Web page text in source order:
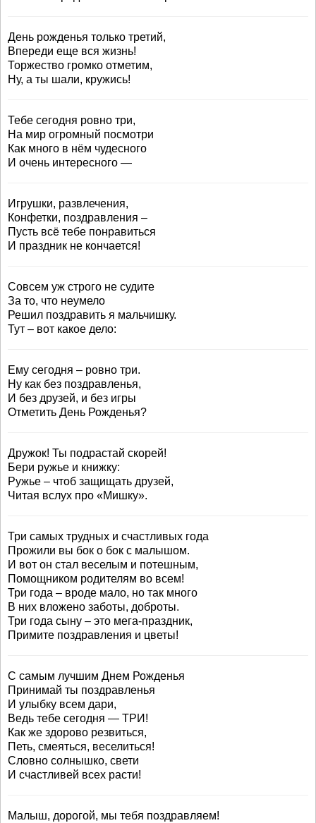
День рожденья только третий,
Впереди еще вся жизнь!
Торжество громко отметим,
Ну, а ты шали, кружись!
Тебе сегодня ровно три,
На мир огромный посмотри
Как много в нём чудесного
И очень интересного —
Игрушки, развлечения,
Конфетки, поздравления –
Пусть всё тебе понравиться
И праздник не кончается!
Совсем уж строго не судите
За то, что неумело
Решил поздравить я мальчишку.
Тут – вот какое дело:
Ему сегодня – ровно три.
Ну как без поздравленья,
И без друзей, и без игры
Отметить День Рожденья?
Дружок! Ты подрастай скорей!
Бери ружье и книжку:
Ружье – чтоб защищать друзей,
Читая вслух про «Мишку».
Три самых трудных и счастливых года
Прожили вы бок о бок с малышом.
И вот он стал веселым и потешным,
Помощником родителям во всем!
Три года – вроде мало, но так много
В них вложено заботы, доброты.
Три года сыну – это мега-праздник,
Примите поздравления и цветы!
С самым лучшим Днем Рожденья
Принимай ты поздравленья
И улыбку всем дари,
Ведь тебе сегодня — ТРИ!
Как же здорово резвиться,
Петь, смеяться, веселиться!
Словно солнышко, свети
И счастливей всех расти!
Малыш, дорогой, мы тебя поздравляем!